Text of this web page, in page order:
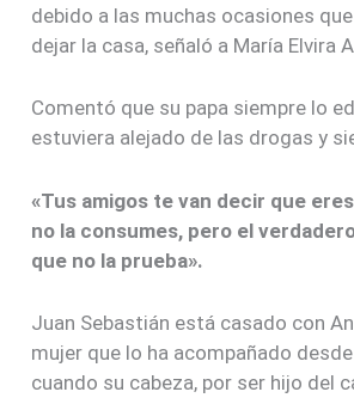
debido a las muchas ocasiones
dejar la casa, señaló a María Elvira
Comentó que su papa siempre lo
estuviera alejado de las drogas y
«Tus amigos te van decir que
no la consumes, pero el
que no la prueba».
Juan Sebastián está casado con
mujer que lo ha acompañado
cuando su cabeza, por ser hijo del